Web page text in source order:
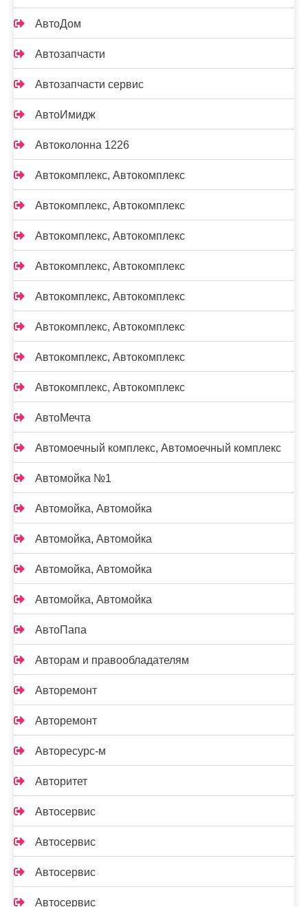
АвтоДом
Автозапчасти
Автозапчасти сервис
АвтоИмидж
Автоколонна 1226
Автокомплекс, Автокомплекс
Автокомплекс, Автокомплекс
Автокомплекс, Автокомплекс
Автокомплекс, Автокомплекс
Автокомплекс, Автокомплекс
Автокомплекс, Автокомплекс
Автокомплекс, Автокомплекс
Автокомплекс, Автокомплекс
АвтоМечта
Автомоечный комплекс, Автомоечный комплекс
Автомойка №1
Автомойка, Автомойка
Автомойка, Автомойка
Автомойка, Автомойка
Автомойка, Автомойка
АвтоПапа
Авторам и правообладателям
Авторемонт
Авторемонт
Авторесурс-м
Авторитет
Автосервис
Автосервис
Автосервис
Автосервис